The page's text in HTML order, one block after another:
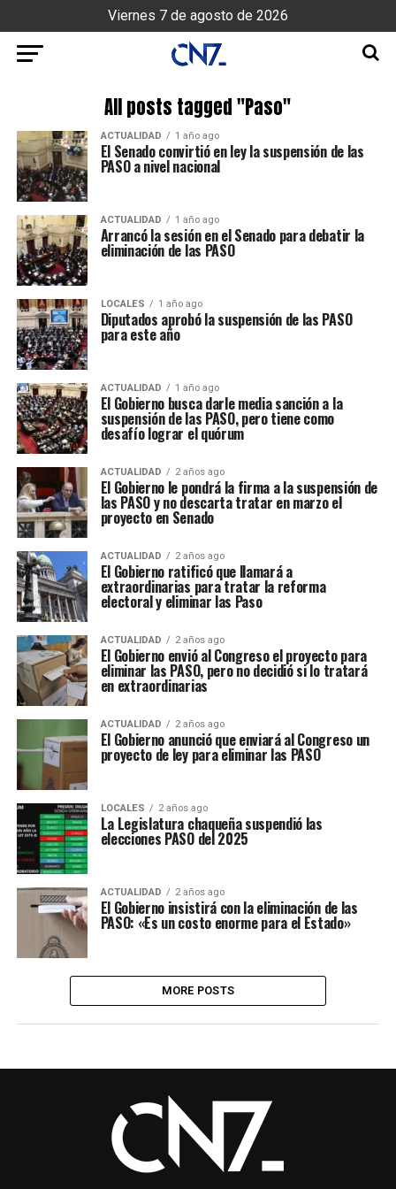
Viernes 7 de agosto de 2026
All posts tagged "Paso"
ACTUALIDAD 1 año ago
El Senado convirtió en ley la suspensión de las
PASO a nivel nacional
ACTUALIDAD 1 año ago
Arrancó la sesión en el Senado para debatir la
eliminación de las PASO
LOCALES 1 año ago
Diputados aprobó la suspensión de las PASO
para este año
ACTUALIDAD 1 año ago
El Gobierno busca darle media sanción a la
suspensión de las PASO, pero tiene como
desafío lograr el quórum
ACTUALIDAD 2 años ago
El Gobierno le pondrá la firma a la suspensión de
las PASO y no descarta tratar en marzo el
proyecto en Senado
ACTUALIDAD 2 años ago
El Gobierno ratificó que llamará a
extraordinarias para tratar la reforma
electoral y eliminar las Paso
ACTUALIDAD 2 años ago
El Gobierno envió al Congreso el proyecto para
eliminar las PASO, pero no decidió si lo tratará
en extraordinarias
ACTUALIDAD 2 años ago
El Gobierno anunció que enviará al Congreso un
proyecto de ley para eliminar las PASO
LOCALES 2 años ago
La Legislatura chaqueña suspendió las
elecciones PASO del 2025
ACTUALIDAD 2 años ago
El Gobierno insistirá con la eliminación de las
PASO: «Es un costo enorme para el Estado»
MORE POSTS